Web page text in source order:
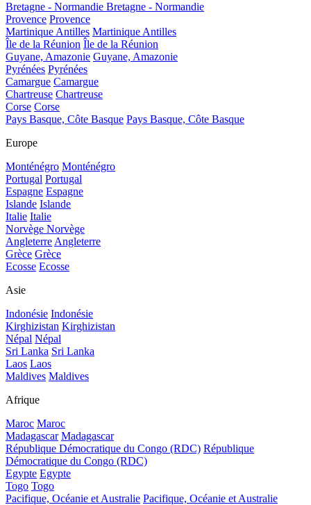
Bretagne - Normandie Bretagne - Normandie
Provence Provence
Martinique Antilles Martinique Antilles
Île de la Réunion Île de la Réunion
Guyane, Amazonie Guyane, Amazonie
Pyrénées Pyrénées
Camargue Camargue
Chartreuse Chartreuse
Corse Corse
Pays Basque, Côte Basque Pays Basque, Côte Basque
Europe
Monténégro Monténégro
Portugal Portugal
Espagne Espagne
Islande Islande
Italie Italie
Norvège Norvège
Angleterre Angleterre
Grèce Grèce
Ecosse Ecosse
Asie
Indonésie Indonésie
Kirghizistan Kirghizistan
Népal Népal
Sri Lanka Sri Lanka
Laos Laos
Maldives Maldives
Afrique
Maroc Maroc
Madagascar Madagascar
République Démocratique du Congo (RDC) République
Démocratique du Congo (RDC)
Egypte Egypte
Togo Togo
Pacifique, Océanie et Australie Pacifique, Océanie et Australie